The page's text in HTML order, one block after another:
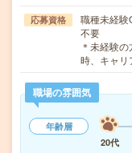
応募資格
職種未経験
不要
＊未経験
時、キャ
職場の雰囲気
年齢層
20代